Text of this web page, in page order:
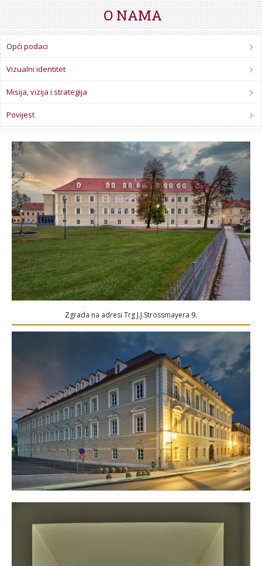
O NAMA
Opći podaci
Vizualni identitet
Misija, vizija i strategija
Povijest
Zgrada na adresi Trg J.J.Strossmayera 9.